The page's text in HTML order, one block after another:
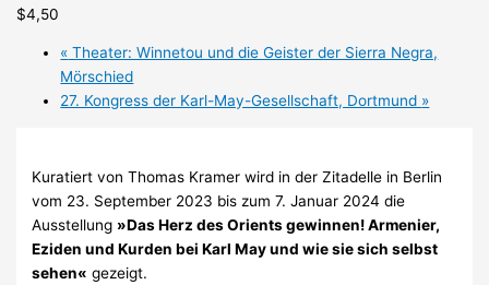
$4,50
« Theater: Winnetou und die Geister der Sierra Negra,
Mörschied
27. Kongress der Karl-May-Gesellschaft, Dortmund »
Kuratiert von Thomas Kramer wird in der Zitadelle in Berlin
vom 23. September 2023 bis zum 7. Januar 2024 die
Ausstellung »Das Herz des Orients gewinnen! Armenier,
Eziden und Kurden bei Karl May und wie sie sich selbst
sehen« gezeigt.